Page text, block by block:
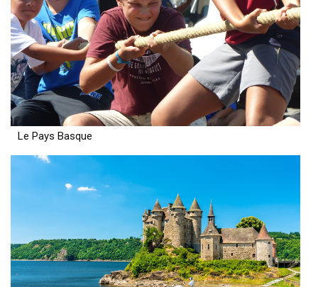
Le Pays Basque